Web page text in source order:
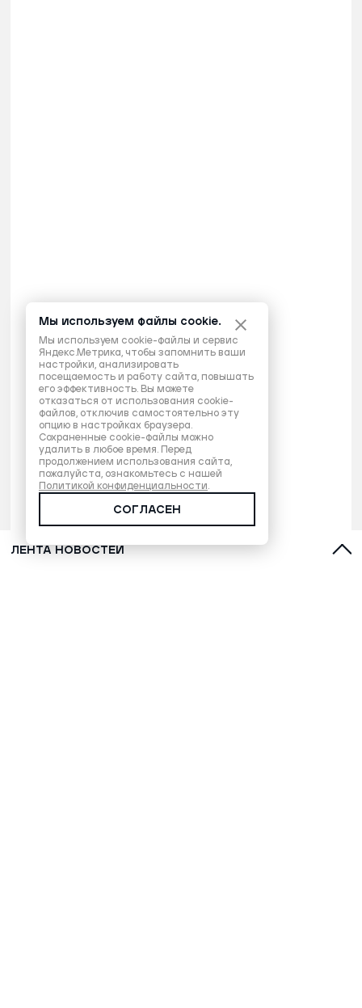
ЛЕНТА НОВОСТЕЙ
Мы используем файлы cookie.
Мы используем cookie-файлы и сервис
Яндекс.Метрика, чтобы запомнить ваши
настройки, анализировать
посещаемость и работу сайта, повышать
его эффективность. Вы можете
отказаться от использования cookie-
файлов, отключив самостоятельно эту
опцию в настройках браузера.
Сохраненные cookie-файлы можно
удалить в любое время. Перед
продолжением использования сайта,
пожалуйста, ознакомьтесь с нашей
Политикой конфиденциальности.
СОГЛАСЕН